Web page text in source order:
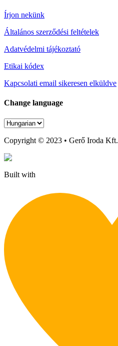
Írjon nekünk
Általános szerződési feltételek
Adatvédelmi tájékoztató
Etikai kódex
Kapcsolati email sikeresen elküldve
Change language
Copyright © 2023 • Gerő Iroda Kft.
Built with